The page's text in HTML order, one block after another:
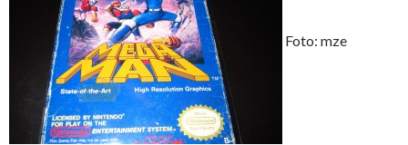
Foto: mze